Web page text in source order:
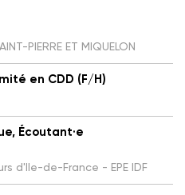
PIERRE ET MIQUELON
en CDD (F/H)
Écoutant·e
d'Ile-de-France - EPE IDF